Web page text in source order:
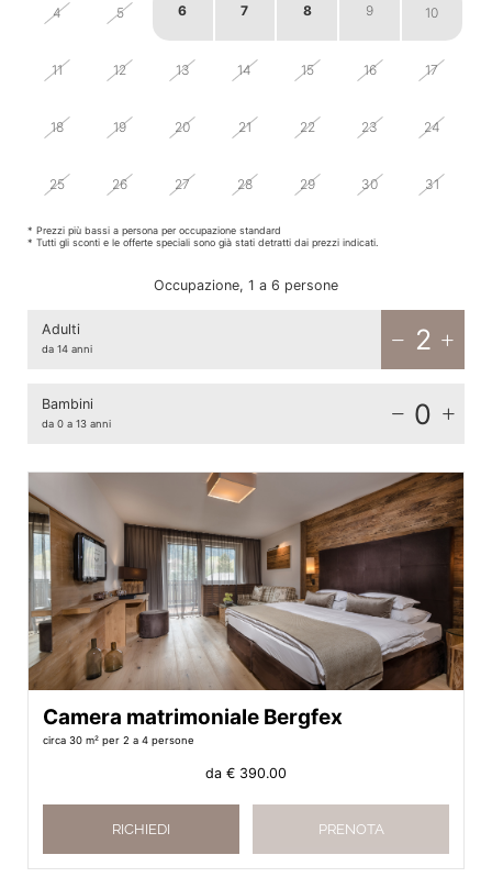
4 5 6 7 8 9 10
11 12 13 14 15 16 17
18 19 20 21 22 23 24
25 26 27 28 29 30 31
* Prezzi più bassi a persona per occupazione standard
* Tutti gli sconti e le offerte speciali sono già stati detratti dai prezzi indicati.
Occupazione, 1 a 6 persone
Adulti
da 14 anni 2
Bambini
da 0 a 13 anni 0
Camera matrimoniale Bergfex
circa 30 m² per 2 a 4 persone
da € 390.00
RICHIEDI PRENOTA